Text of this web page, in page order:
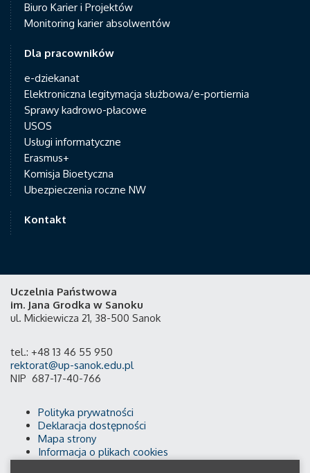
Biuro Karier i Projektów
Monitoring karier absolwentów
Dla pracowników
e-dziekanat
Elektroniczna legitymacja służbowa/e-portiernia
Sprawy kadrowo-płacowe
USOS
Usługi informatyczne
Erasmus+
Komisja Bioetyczna
Ubezpieczenia roczne NW
Kontakt
Uczelnia Państwowa
im. Jana Grodka w Sanoku
ul. Mickiewicza 21, 38-500 Sanok
tel.: +48 13 46 55 950
rektorat@up-sanok.edu.pl
NIP 687-17-40-766
Polityka prywatności
Deklaracja dostępności
Mapa strony
Informacja o plikach cookies